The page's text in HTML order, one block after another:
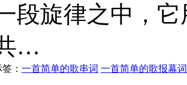
段旋律之中，
…
： 一首简单的歌串词 一首简单的歌报幕词